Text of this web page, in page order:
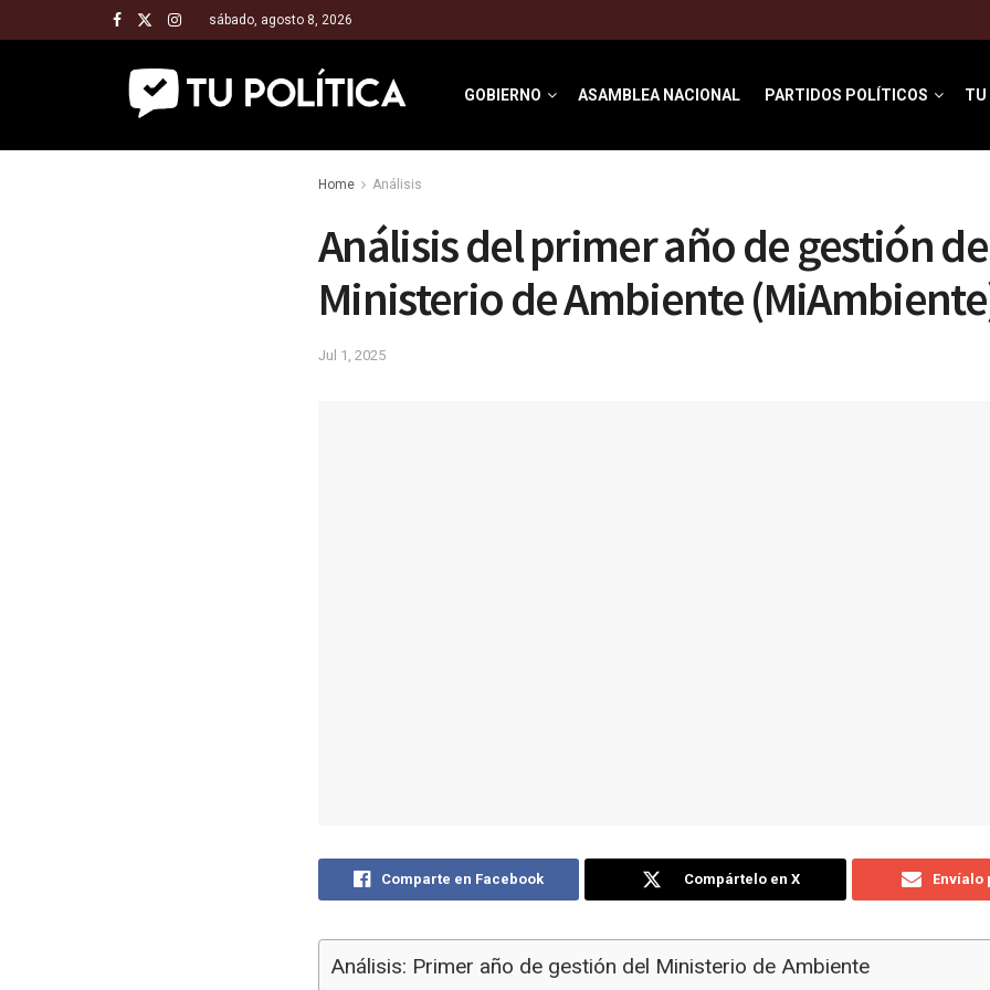
sábado, agosto 8, 2026
GOBIERNO ASAMBLEA NACIONAL PARTIDOS POLÍTICOS TU
Home Análisis
Análisis del primer año de gestión
Ministerio de Ambiente
Jul 1, 2025
Comparte en Facebook Compártelo en X Envíalo
Análisis: Primer año de gestión del Ministerio de Ambiente